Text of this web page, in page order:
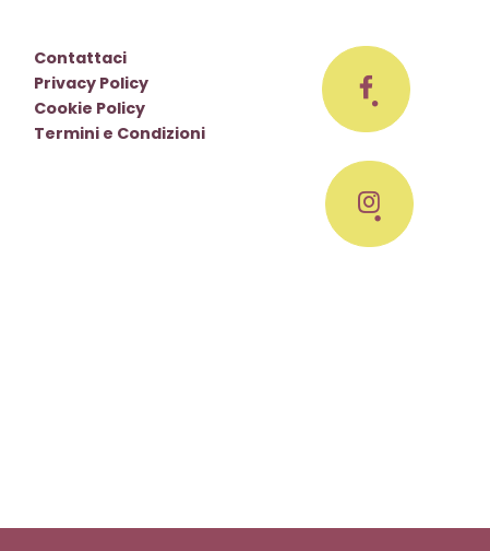
Contattaci
Privacy Policy
Cookie Policy
Termini e Condizioni